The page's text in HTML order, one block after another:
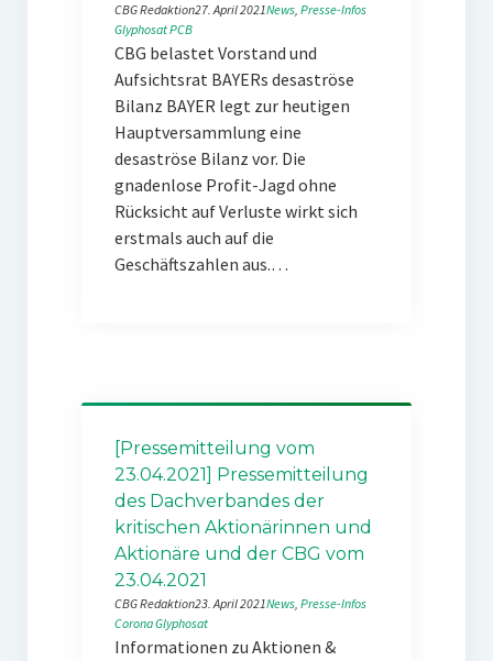
CBG Redaktion27. April 2021News, Presse-Infos
GlyphosatPCB
CBG belastet Vorstand und
Aufsichtsrat BAYERs desaströse
Bilanz BAYER legt zur heutigen
Hauptversammlung eine
desaströse Bilanz vor. Die
gnadenlose Profit-Jagd ohne
Rücksicht auf Verluste wirkt sich
erstmals auch auf die
Geschäftszahlen aus.…
[Pressemitteilung vom
23.04.2021] Pressemitteilung
des Dachverbandes der
kritischen Aktionärinnen und
Aktionäre und der CBG vom
23.04.2021
CBG Redaktion23. April 2021News, Presse-Infos
CoronaGlyphosat
Informationen zu Aktionen &